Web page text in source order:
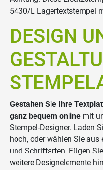
5430/L Lagertextstempel
DESIGN
Gestalten Sie Ihre
ganz bequem online mit
Stempel-Designer. Laden
hoch, oder wählen Sie
und Schriftarten. Fügen
weitere Designelemente